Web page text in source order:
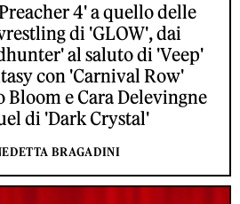
4' a quello delle
di 'GLOW', dai
al saluto di 'Veep'
con 'Carnival Row'
e Cara Delevingne
di 'Dark Crystal'
BRAGADINI